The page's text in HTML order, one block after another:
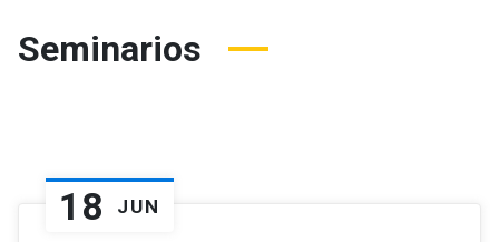
Seminarios
18 JUN